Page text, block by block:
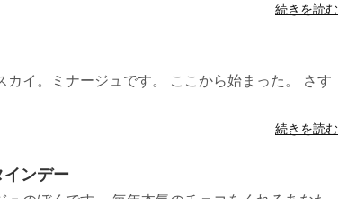
続きを読む
カイ。ミナージュです。 ここから始まった。 さす
続きを読む
インデー